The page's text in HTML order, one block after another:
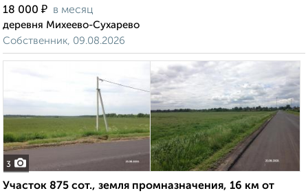
18 000 ₽ в месяц
деревня Михеево-Сухарево
Собственник, 09.08.2026
3
Участок 875 сот., земля промназначения, 16 км от